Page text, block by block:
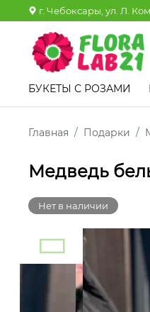
г. Чебоксары, ул. Л.
БУКЕТЫ С РОЗАМИ
Главная Подарки
Медведь
Нет в наличии